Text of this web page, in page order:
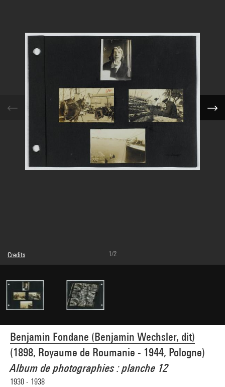
Benjamin Fondane (Benjamin Wechsler, dit)
(1898, Royaume de Roumanie - 1944, Pologne)
Album de photographies : planche 12
1930 - 1938
Credits
Caption : Recto
Photo credits : Philippe Migeat - Centre Pompidou, MNAM-CCI
Image reference : 4N10036
Image presentation :
GrandPalaisRmnPhoto
1/2